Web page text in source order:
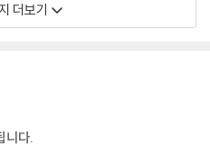
더보기
니다.